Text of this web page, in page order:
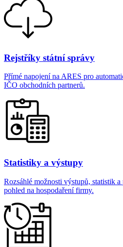
Rejstříky státní správy
Přímé napojení na ARES pro
IČO obchodních partnerů.
Statistiky a výstupy
Rozsáhlé možnosti výstupů, statistik
pohled na hospodaření firmy.